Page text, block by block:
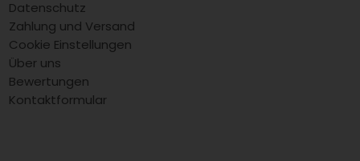
Datenschutz
Zahlung und Versand
Cookie Einstellungen
Über uns
Bewertungen
Kontaktformular